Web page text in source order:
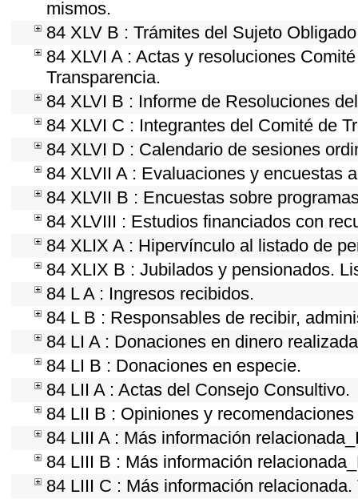
mismos.
84 XLV B : Trámites del Sujeto
84 XLVI A : Actas y resoluciones
Transparencia.
84 XLVI B : Informe de Resoluciones
84 XLVI C : Integrantes del Comité de
84 XLVI D : Calendario de sesiones
84 XLVII A : Evaluaciones y encuestas
84 XLVII B : Encuestas sobre
84 XLVIII : Estudios financiados con
84 XLIX A : Hipervínculo al listado de
84 XLIX B : Jubilados y pensionados.
84 L A : Ingresos recibidos.
84 L B : Responsables de recibir,
84 LI A : Donaciones en dinero
84 LI B : Donaciones en especie.
84 LII A : Actas del Consejo Consultivo.
84 LII B : Opiniones y
84 LIII A : Más información
84 LIII B : Más información
84 LIII C : Más información